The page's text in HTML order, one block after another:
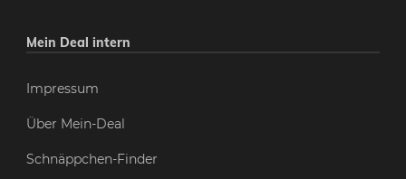
Mein Deal intern
Impressum
Über Mein-Deal
Schnäppchen-Finder